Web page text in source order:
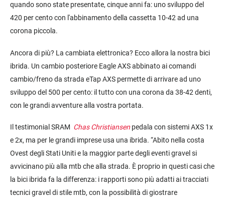
quando sono state presentate, cinque anni fa: uno sviluppo del
420 per cento con l'abbinamento della cassetta 10-42 ad una
corona piccola.
Ancora di più? La cambiata elettronica? Ecco allora la nostra bici
ibrida. Un cambio posteriore Eagle AXS abbinato ai comandi
cambio/freno da strada eTap AXS permette di arrivare ad uno
sviluppo del 500 per cento: il tutto con una corona da 38-42 denti,
con le grandi avventure alla vostra portata.
Il testimonial SRAM ChasChristiansen pedala con sistemi AXS 1x
e 2x, ma per le grandi imprese usa una ibrida. “Abito nella costa
Ovest degli Stati Uniti e la maggior parte degli eventi gravel si
avvicinano più alla mtb che alla strada. È proprio in questi casi che
la bici ibrida fa la differenza: i rapporti sono più adatti ai tracciati
tecnici gravel di stile mtb, con la possibilità di giostrare